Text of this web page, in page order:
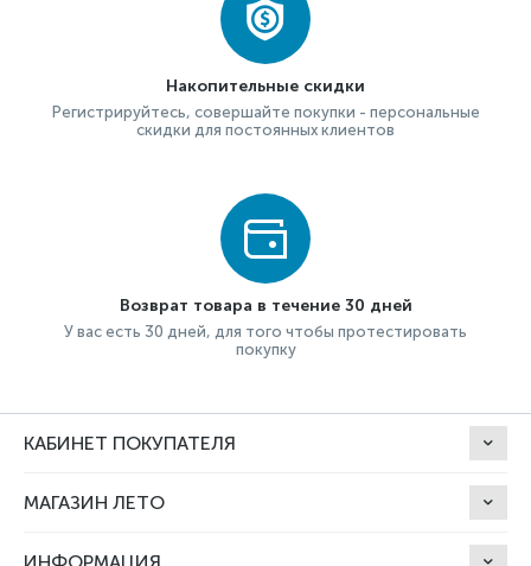
Накопительные скидки
Регистрируйтесь, совершайте покупки - персональные
скидки для постоянных клиентов
Возврат товара в течение 30 дней
У вас есть 30 дней, для того чтобы протестировать
покупку
КАБИНЕТ ПОКУПАТЕЛЯ
МАГАЗИН ЛЕТО